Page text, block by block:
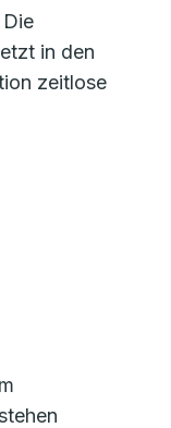
in den
zeitlose